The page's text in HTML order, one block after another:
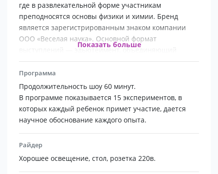
где в развлекательной форме участникам
преподносятся основы физики и химии. Бренд
является зарегистрированным знаком компании
ООО «Веселая наука». Основной формат
выступлений — эдьютеймент, объединяющий
познавательный и обучающий процессы и
элементы игры. Головной офис находится в Москве.
Год основания — 2010. На текущий момент в
крупнейших городах страны действуют 63
представительств компании в 4 странах мира;
проведено около 40000 научных шоу.
Показать больше
Программа
Продолжительность шоу 60 минут.
В программе показывается 15 экспериментов, в
которых каждый ребенок примет участие, дается
научное обоснование каждого опыта.
Райдер
Хорошее освещение, стол, розетка 220в.